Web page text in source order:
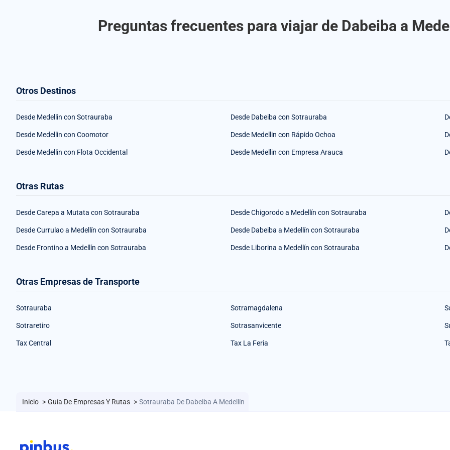
Preguntas frecuentes para viajar de Dabeiba a
Otros Destinos
Desde Medellin con Sotrauraba Desde Dabeiba con Sotrauraba
Desde Medellin con Coomotor Desde Medellin con Rápido Ochoa
Desde Medellin con Flota Occidental Desde Medellin con Empresa Arauca
Otras Rutas
Desde Carepa a Mutata con Sotrauraba Desde Chigorodo a Medellín con Sotrauraba
Desde Currulao a Medellín con Sotrauraba Desde Dabeiba a Medellín con Sotrauraba
Desde Frontino a Medellín con Sotrauraba Desde Liborina a Medellín con Sotrauraba
Otras Empresas de Transporte
Sotrauraba Sotramagdalena
Sotraretiro Sotrasanvicente
Tax Central Tax La Feria
Inicio > Guía De Empresas Y Rutas > Sotrauraba De Dabeiba A Medellín